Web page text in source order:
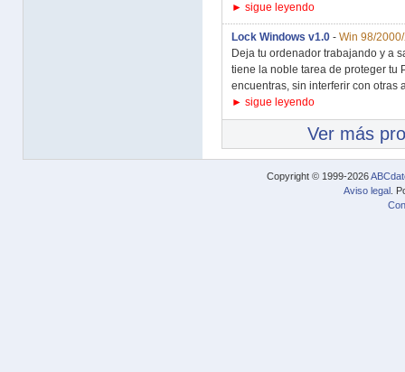
► sigue leyendo
Lock Windows v1.0 - Win 98/
Deja tu ordenador trabajando y a
tiene la noble tarea de proteger tu
encuentras, sin interferir con otras
► sigue leyendo
Ver más
Copyright © 1999-2026
Aviso legal .